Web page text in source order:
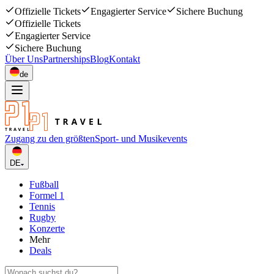
Offizielle Tickets Engagierter Service
Sichere Buchung
Offizielle Tickets
Engagierter Service
Sichere Buchung
Über UnsPartnershipsBlogKontakt
de
Zugang zu den größtenSport- und Musikevents
DE
Fußball
Formel 1
Tennis
Rugby
Konzerte
Mehr
Deals